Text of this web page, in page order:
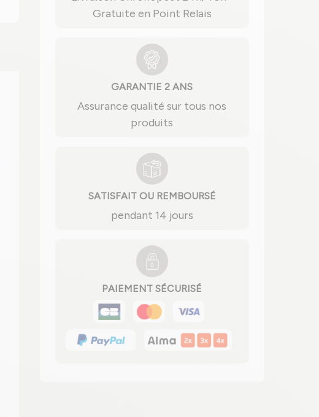
Gratuite en Point Relais
GARANTIE 2 ANS
Assurance qualité sur tous nos
produits
SATISFAIT OU REMBOURSÉ
pendant 14 jours
PAIEMENT SÉCURISÉ